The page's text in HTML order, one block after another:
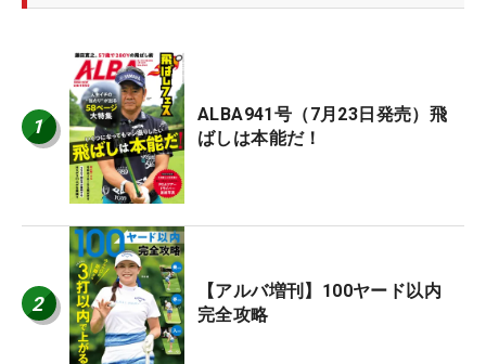
1
ALBA941号（7月23日発売）飛
ばしは本能だ！
2
【アルバ増刊】100ヤード以内
完全攻略